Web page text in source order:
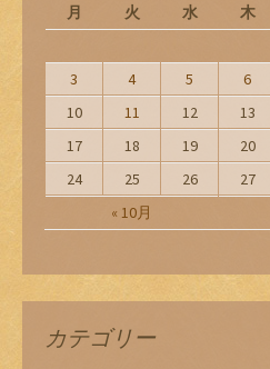
月
火 水 木
« 10月
3
4 5 6
10
11 12 13
17
18 19 20
24
25 26 27
カテゴリー